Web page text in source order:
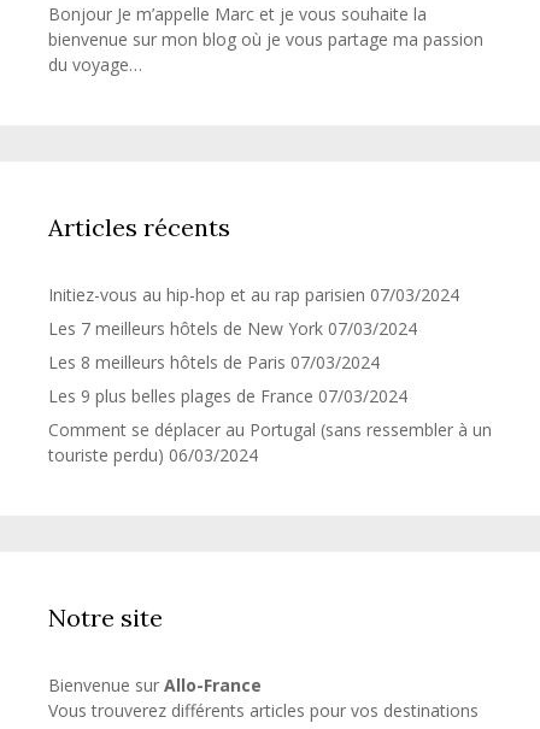
Bonjour Je m’appelle Marc et je vous souhaite la
bienvenue sur mon blog où je vous partage ma passion
du voyage…
Articles récents
Initiez-vous au hip-hop et au rap parisien 07/03/2024
Les 7 meilleurs hôtels de New York 07/03/2024
Les 8 meilleurs hôtels de Paris 07/03/2024
Les 9 plus belles plages de France 07/03/2024
Comment se déplacer au Portugal (sans ressembler à un
touriste perdu) 06/03/2024
Notre site
Bienvenue sur Allo-France
Vous trouverez différents articles pour vos destinations